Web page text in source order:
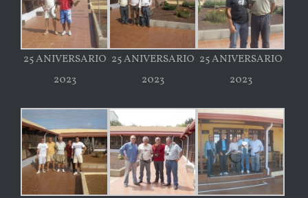
25 ANIVERSARIO
2023
25 ANIVERSARIO
2023
25 ANIVERSARIO
2023